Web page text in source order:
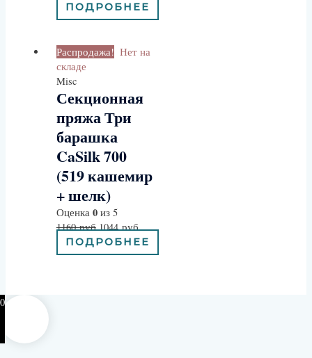
ПОДРОБНЕЕ
Распродажа! Нет на
складе
Misc
Секционная
пряжа Три
барашка
CaSilk 700
(519 кашемир
+ шелк)
Оценка 0из 5
1160руб 1044руб
ПОДРОБНЕЕ
0